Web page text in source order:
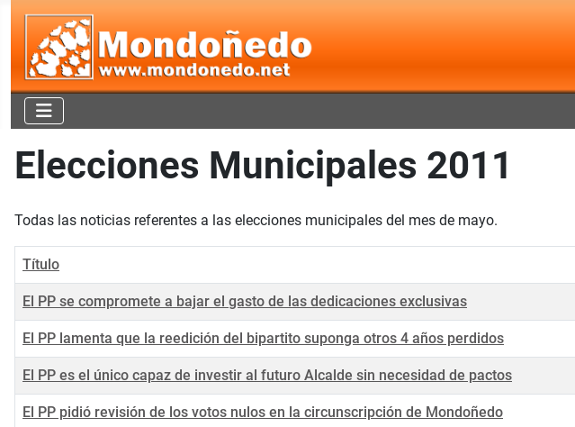
Elecciones Municipales 2011
Todas las noticias referentes a las elecciones municipales del mes de mayo.
Título
El PP se compromete a bajar el gasto de las dedicaciones exclusivas
El PP lamenta que la reedición del bipartito suponga otros 4 años perdidos
El PP es el único capaz de investir al futuro Alcalde sin necesidad de pactos
El PP pidió revisión de los votos nulos en la circunscripción de Mondoñedo